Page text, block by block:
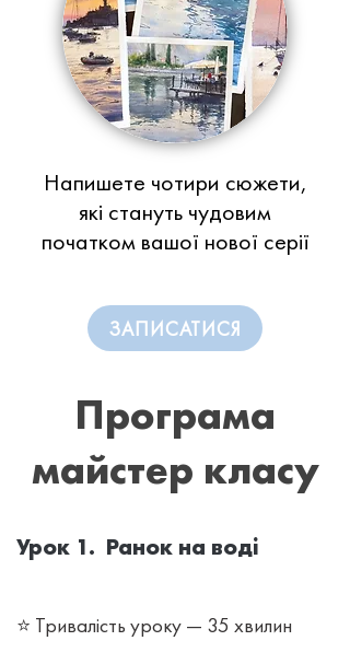
Напишете чотири сюжети,
які стануть чудовим
початком вашої нової серії
ЗАПИСАТИСЯ
Програма
майстер класу
Урок 1. Ранок на воді
⭐ Тривалість уроку — 35 хвилин